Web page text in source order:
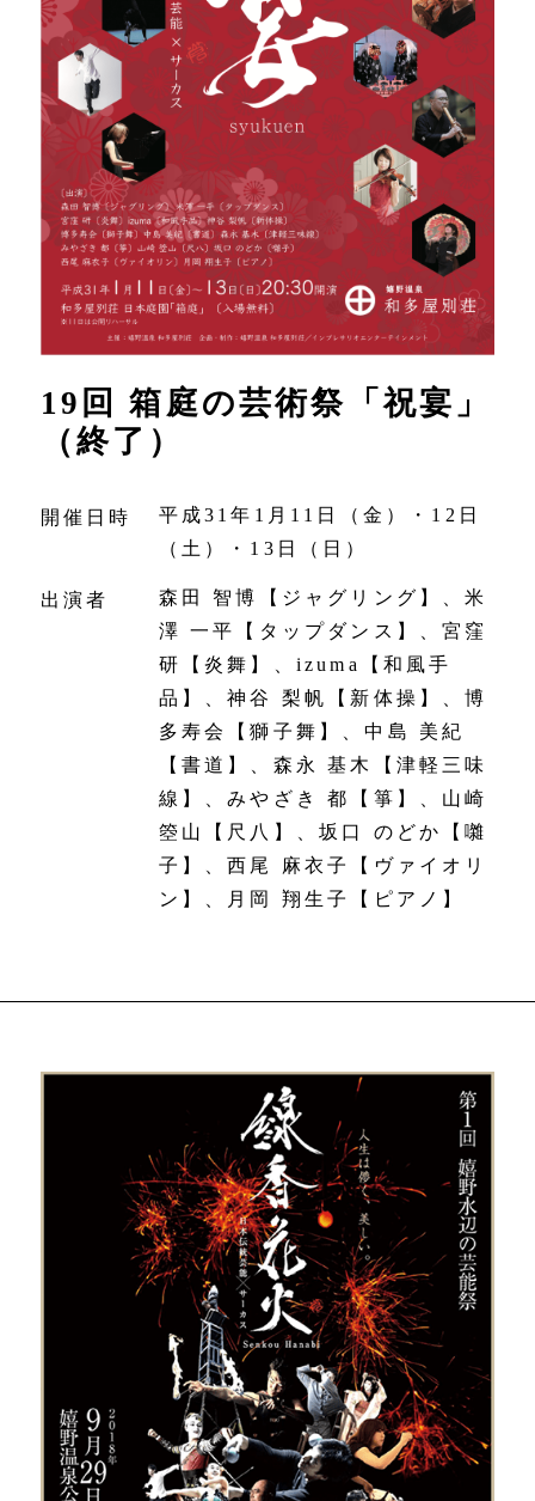
19回 箱庭の芸術祭「祝宴」
（終了）
開催日時
平成31年1月11日（金）・12日
（土）・13日（日）
出演者
森田 智博【ジャグリング】、米
澤 一平【タップダンス】、宮窪
研【炎舞】、izuma【和風手
品】、神谷 梨帆【新体操】、博
多寿会【獅子舞】、中島 美紀
【書道】、森永 基木【津軽三味
線】、みやざき 都【箏】、山崎
箜山【尺八】、坂口 のどか【囃
子】、西尾 麻衣子【ヴァイオリ
ン】、月岡 翔生子【ピアノ】